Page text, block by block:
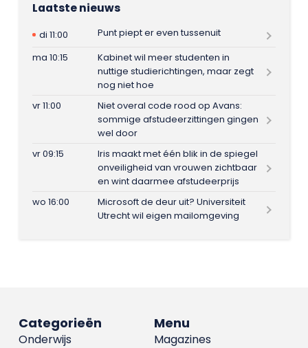
Laatste nieuws
di 11:00
Punt piept er even tussenuit
ma 10:15
Kabinet wil meer studenten in
nuttige studierichtingen, maar zegt
nog niet hoe
vr 11:00
Niet overal code rood op Avans:
sommige afstudeerzittingen gingen
wel door
vr 09:15
Iris maakt met één blik in de spiegel
onveiligheid van vrouwen zichtbaar
en wint daarmee afstudeerprijs
wo 16:00
Microsoft de deur uit? Universiteit
Utrecht wil eigen mailomgeving
Menu
Magazines
Categorieën
Onderwijs